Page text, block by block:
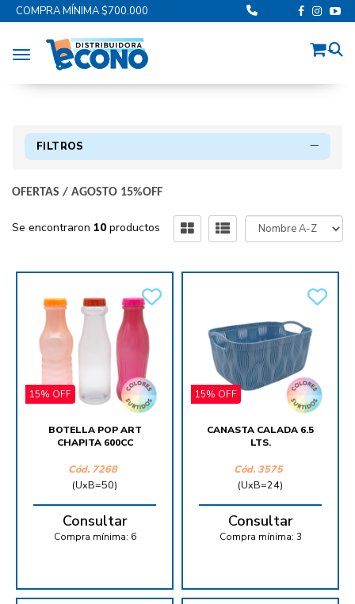
COMPRA MÍNIMA $700.000
Toggle navigation
FILTROS
OFERTAS / AGOSTO 15%OFF
Se encontraron 10 productos
15% OFF
BOTELLA POP ART
CHAPITA 600CC
Cód. 7268
(UxB=50)
Consultar
Compra mínima: 6
15% OFF
CANASTA CALADA 6.5
LTS.
Cód. 3575
(UxB=24)
Consultar
Compra mínima: 3